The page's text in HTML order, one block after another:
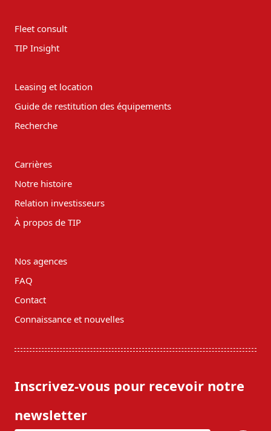
Fleet consult
TIP Insight
Leasing et location
Guide de restitution des équipements
Recherche
Carrières
Notre histoire
Relation investisseurs
À propos de TIP
Nos agences
FAQ
Contact
Connaissance et nouvelles
Inscrivez-vous pour recevoir notre
newsletter